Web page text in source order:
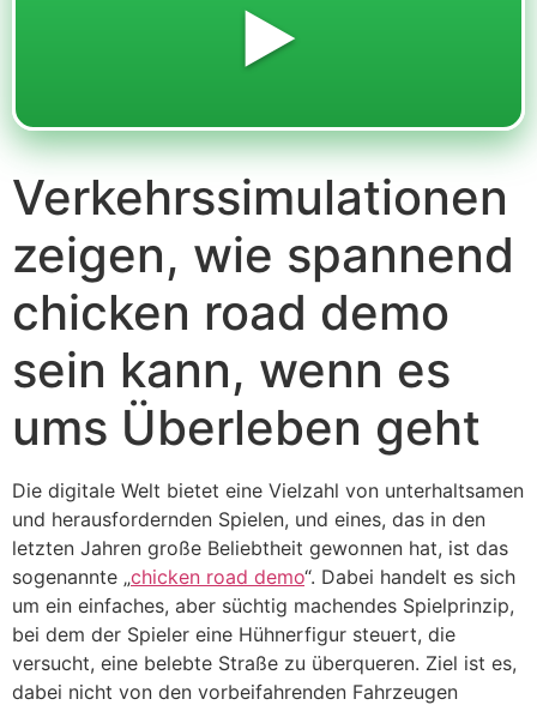
▶️
Verkehrssimulationen
zeigen, wie spannend
chicken road demo
sein kann, wenn es
ums Überleben geht
Die digitale Welt bietet eine Vielzahl von unterhaltsamen
und herausfordernden Spielen, und eines, das in den
letzten Jahren große Beliebtheit gewonnen hat, ist das
sogenannte „chicken road demo“. Dabei handelt es sich
um ein einfaches, aber süchtig machendes Spielprinzip,
bei dem der Spieler eine Hühnerfigur steuert, die
versucht, eine belebte Straße zu überqueren. Ziel ist es,
dabei nicht von den vorbeifahrenden Fahrzeugen